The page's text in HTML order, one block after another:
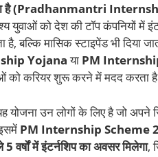
क्या है (Pradhanmantri
युवाओं को देश की टॉप कंपनियों में
है, बल्कि मासिक स्टाइपेंड भी दिया
Yojanaया PM
को करियर शुरू करने में मदद करता
योजना उन लोगों के लिए है जो
PM Internship Scheme
वर्षों में इंटर्नशिप का अवसर मिलेगा,